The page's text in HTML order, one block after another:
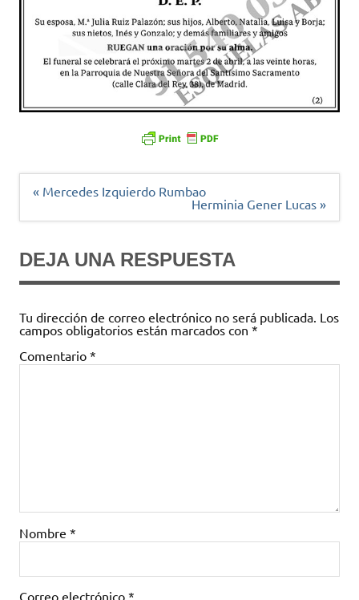
Navegación
« Mercedes Izquierdo Rumbao
Herminia Gener Lucas »
DEJA UNA RESPUESTA
Tu dirección de correo electrónico no será publicada. Los
campos obligatorios están marcados con *
Comentario *
Nombre *
Correo electrónico *